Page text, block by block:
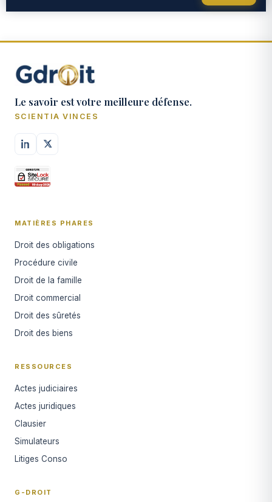
Le savoir est votre meilleure défense.
SCIENTIA VINCES
MATIÈRES PHARES
Droit des obligations
Procédure civile
Droit de la famille
Droit commercial
Droit des sûretés
Droit des biens
RESSOURCES
Actes judiciaires
Actes juridiques
Clausier
Simulateurs
Litiges Conso
G-DROIT